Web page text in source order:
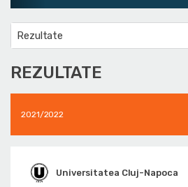
Rezultate
REZULTATE
2021/2022
Universitatea Cluj-Napoca